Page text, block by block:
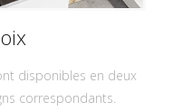
disponibles en deux
correspondants.